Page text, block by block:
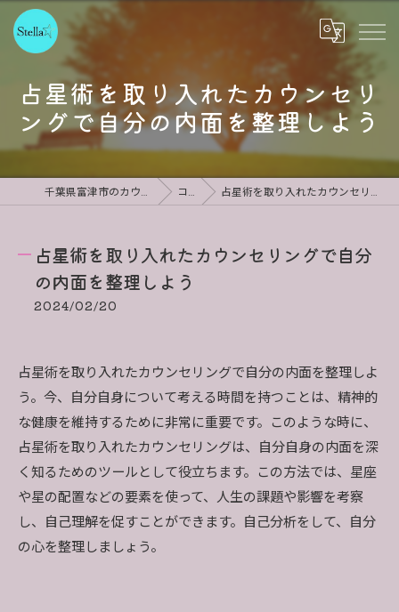
占星術を取り入れたカウンセリ
ングで自分の内面を整理しよう
千葉県富津市のカウンセリングならStella コラム 占星術を取り入れたカウンセリングで自分の内面を整理しよう
占星術を取り入れたカウンセリングで自分
の内面を整理しよう
2024/02/20
占星術を取り入れたカウンセリングで自分の内面を整理しよ
う。今、自分自身について考える時間を持つことは、精神的
な健康を維持するために非常に重要です。このような時に、
占星術を取り入れたカウンセリングは、自分自身の内面を深
く知るためのツールとして役立ちます。この方法では、星座
や星の配置などの要素を使って、人生の課題や影響を考察
し、自己理解を促すことができます。自己分析をして、自分
の心を整理しましょう。